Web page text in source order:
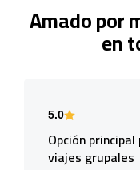
Amado por
en
5.0
Opción
viajes grupales